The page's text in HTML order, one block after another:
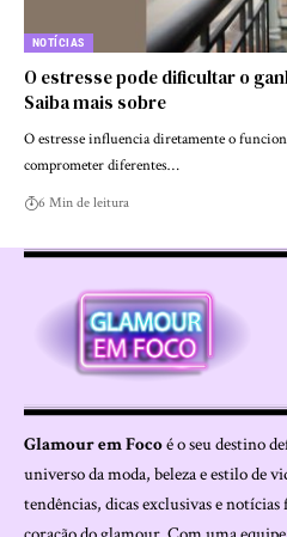
NOTÍCIAS
O estresse pode dificultar o
Saiba mais sobre
O estresse influencia diretamente o
comprometer diferentes…
6 Min de leitura
Glamour em Focoé o seu destino
universo da moda, beleza e estilo de
tendências, dicas exclusivas e